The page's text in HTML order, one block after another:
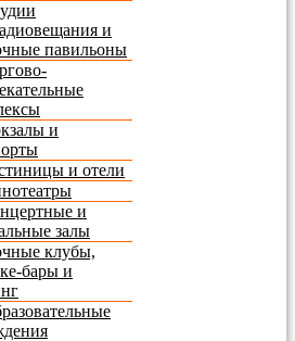
и
павильоны
и
и отели
и
залы
клубы,
бары и